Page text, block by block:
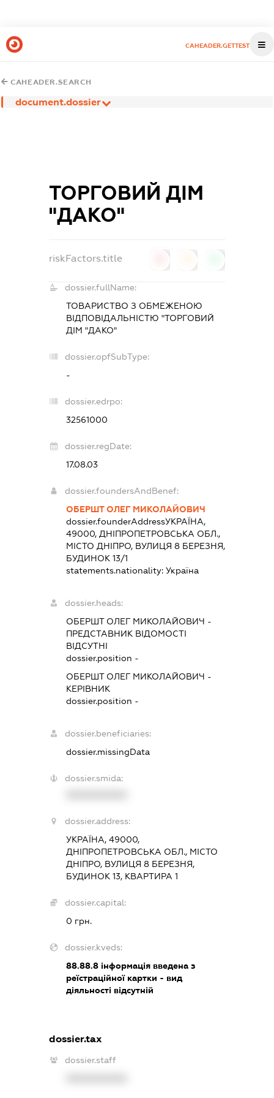
CAHEADER.GETTEST
CAHEADER.SEARCH
document.dossier
ТОРГОВИЙ ДІМ
"ДАКО"
riskFactors.title
dossier.fullName:
ТОВАРИСТВО З ОБМЕЖЕНОЮ
ВІДПОВІДАЛЬНІСТЮ "ТОРГОВИЙ
ДІМ "ДАКО"
dossier.opfSubType:
-
dossier.edrpo:
32561000
dossier.regDate:
17.08.03
dossier.foundersAndBenef:
ОБЕРШТ ОЛЕГ МИКОЛАЙОВИЧ
dossier.founderAddressУКРАЇНА,
49000, ДНІПРОПЕТРОВСЬКА ОБЛ.,
МІСТО ДНІПРО, ВУЛИЦЯ 8 БЕРЕЗНЯ,
БУДИНОК 13/1
statements.nationality: Україна
dossier.heads:
ОБЕРШТ ОЛЕГ МИКОЛАЙОВИЧ -
ПРЕДСТАВНИКВІДОМОСТІ
ВІДСУТНІ
dossier.position -
ОБЕРШТ ОЛЕГ МИКОЛАЙОВИЧ -
КЕРІВНИК
dossier.position -
dossier.beneficiaries:
dossier.missingData
dossier.smida:
dossier.address:
УКРАЇНА, 49000,
ДНІПРОПЕТРОВСЬКА ОБЛ., МІСТО
ДНІПРО, ВУЛИЦЯ 8 БЕРЕЗНЯ,
БУДИНОК 13, КВАРТИРА 1
dossier.capital:
0 грн.
dossier.kveds:
88.88.8інформація введена з
реїстраційної картки - вид
діяльності відсутній
dossier.tax
dossier.staff